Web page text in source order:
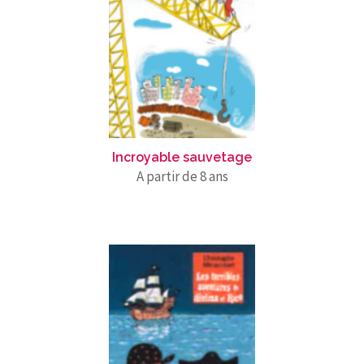
Incroyable sauvetage
A partir de 8 ans